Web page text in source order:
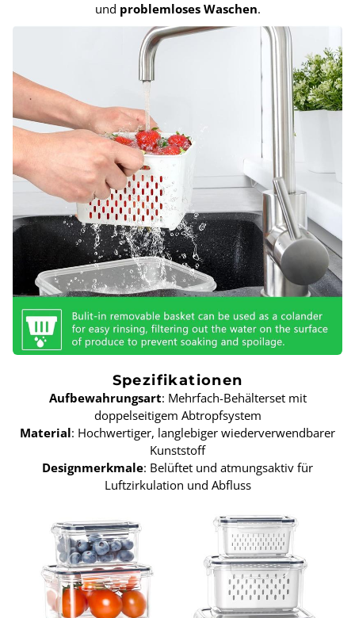
und problemloses Waschen.
Spezifikationen
Aufbewahrungsart: Mehrfach-Behälterset mit
doppelseitigem Abtropfsystem
Material: Hochwertiger, langlebiger wiederverwendbarer
Kunststoff
Designmerkmale: Belüftet und atmungsaktiv für
Luftzirkulation und Abfluss